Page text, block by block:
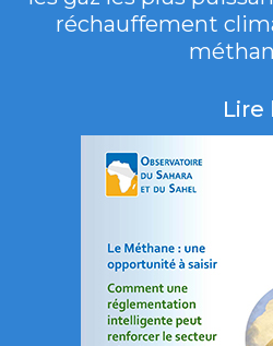
réchauffement